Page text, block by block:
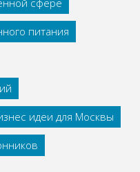
сфере
питания
идеи для Москвы